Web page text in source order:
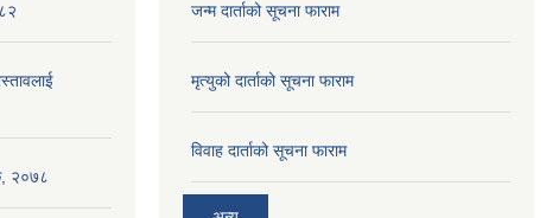
२०७८
जन्म दार्ताको सूचना फाराम
मृत्युको दार्ताको सूचना फाराम
विवाह दार्ताको सूचना फाराम